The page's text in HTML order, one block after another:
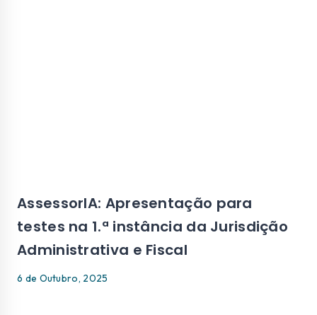
AssessorIA: Apresentação para
testes na 1.ª instância da Jurisdição
Administrativa e Fiscal
6 de Outubro, 2025